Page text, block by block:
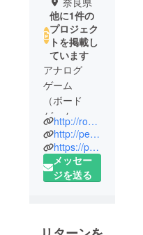
他に1件の
プロジェク
トを掲載し
ています
アナログ
ゲーム
（ボード
ゲーム・
カードゲー
ム）大好き
な夫婦で
す。
http://roy.hatenablog.com/
http://penanddice.webcrow.jp/
https://pen-and-dice.booth.pm/
メッセー
ジを送る